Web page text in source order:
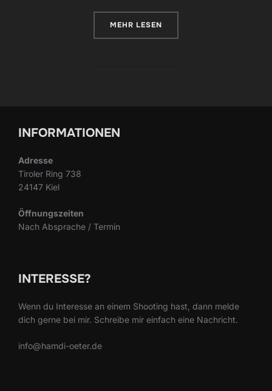
MEHR ÜBER „DJ SEBASTIAN BICHEL –
LESEN
INFORMATIONEN
Adresse
Tiroler Ring 738
24147 Kiel
Öffnungszeiten
Nach Absprache / Termin
INTERESSE?
Wenn du Interesse an einem Shooting hast, dann melde
dich gerne bei mir. Schreibe mir einfach eine Nachricht.
info@hamdi-oeter.de